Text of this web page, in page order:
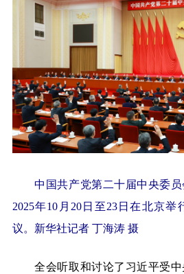
中国共产党第二十届中央委员
2025年10月20日至23日在北京
议。 新华社记者 丁海涛 摄
全会听取和讨论了习近平受中